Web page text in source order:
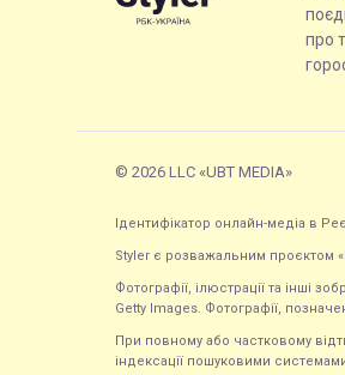
про
© 2026 LLC «UBT MEDIA»
Ідентифікатор онлайн-медіа в
Styler є розважальним проєктом
Фотографії, ілюстрації та інші
Getty Images. Фотографії,
При повному або частковому
індексації пошуковими